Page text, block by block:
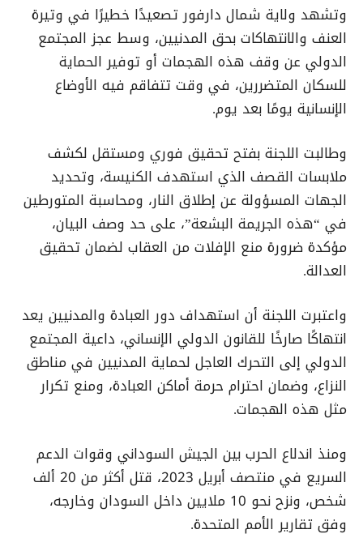
وتشهد ولاية شمال دارفور تصعيدًا خطيرًا في وتيرة
العنف والانتهاكات بحق المدنيين، وسط عجز المجتمع
الدولي عن وقف هذه الهجمات أو توفير الحماية
للسكان المتضررين، في وقت تتفاقم فيه الأوضاع
الإنسانية يومًا بعد يوم.
وطالبت اللجنة بفتح تحقيق فوري ومستقل لكشف
ملابسات القصف الذي استهدف الكنيسة، وتحديد
الجهات المسؤولة عن إطلاق النار، ومحاسبة المتورطين
في “هذه الجريمة البشعة”، على حد وصف البيان،
مؤكدة ضرورة منع الإفلات من العقاب لضمان تحقيق
العدالة.
واعتبرت اللجنة أن استهداف دور العبادة والمدنيين يعد
انتهاكًا صارخًا للقانون الدولي الإنساني، داعية المجتمع
الدولي إلى التحرك العاجل لحماية المدنيين في مناطق
النزاع، وضمان احترام حرمة أماكن العبادة، ومنع تكرار
مثل هذه الهجمات.
ومنذ اندلاع الحرب بين الجيش السوداني وقوات الدعم
السريع في منتصف أبريل 2023، قتل أكثر من 20 ألف
شخص، ونزح نحو 10 ملايين داخل السودان وخارجه،
وفق تقارير الأمم المتحدة.